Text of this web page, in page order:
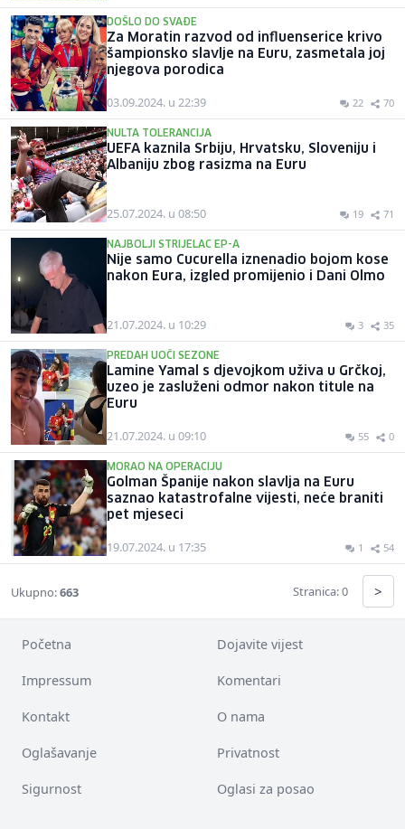
DOŠLO DO SVAĐE
Za Moratin razvod od influenserice krivo
šampionsko slavlje na Euru, zasmetala joj
njegova porodica
03.09.2024. u 22:39 22 70
NULTA TOLERANCIJA
UEFA kaznila Srbiju, Hrvatsku, Sloveniju i
Albaniju zbog rasizma na Euru
25.07.2024. u 08:50 19 71
NAJBOLJI STRIJELAC EP-A
Nije samo Cucurella iznenadio bojom kose
nakon Eura, izgled promijenio i Dani Olmo
21.07.2024. u 10:29 3 35
PREDAH UOČI SEZONE
Lamine Yamal s djevojkom uživa u Grčkoj,
uzeo je zasluženi odmor nakon titule na
Euru
21.07.2024. u 09:10 55 0
MORAO NA OPERACIJU
Golman Španije nakon slavlja na Euru
saznao katastrofalne vijesti, neće braniti
pet mjeseci
19.07.2024. u 17:35 1 54
Ukupno:663 Stranica: 0 >
Početna Dojavite vijest
Impressum Komentari
Kontakt O nama
Oglašavanje Privatnost
Sigurnost Oglasi za posao